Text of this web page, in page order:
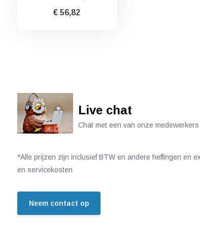
€ 56,82
Live chat
Chat met een van onze medewerkers
*Alle prijzen zijn inclusief BTW en andere heffingen en
en servicekosten
Neem contact op